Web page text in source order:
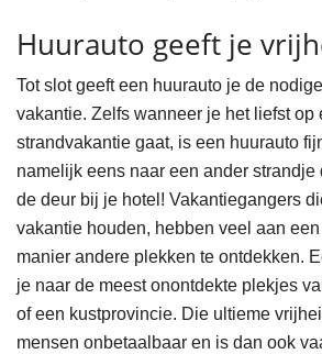
Huurauto geeft je
Tot slot geeft een huurauto je de
vakantie. Zelfs wanneer je het liefst op
strandvakantie gaat, is een huurauto
namelijk eens naar een ander strandje
de deur bij je hotel! Vakantiegangers
vakantie houden, hebben veel aan
manier andere plekken te ontdekken.
je naar de meest onontdekte plekjes
of een kustprovincie. Die ultieme
mensen onbetaalbaar en is dan ook